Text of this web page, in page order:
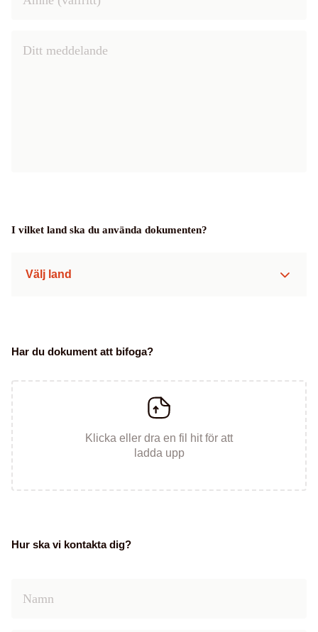
I vilket land ska du använda dokumenten?
Välj land
Har du dokument att bifoga?
Klicka eller dra en fil hit för att
ladda upp
Hur ska vi kontakta dig?